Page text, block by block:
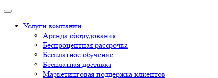
Услуги компании
Аренда оборудования
Беспроцентная рассрочка
Бесплатное обучение
Бесплатная доставка
Маркетинговая поддержка клиентов